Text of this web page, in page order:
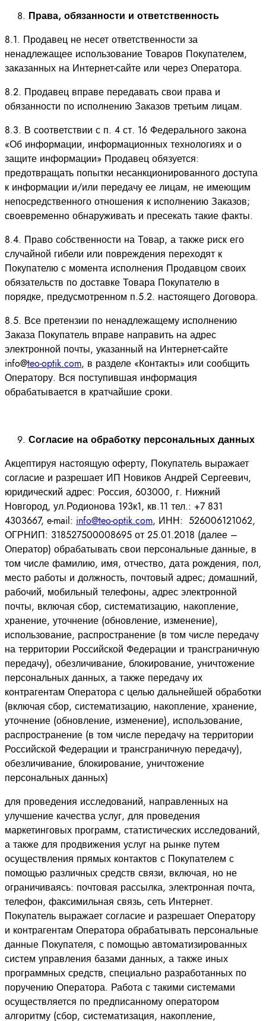
Права, обязанности и ответственность
8.1. Продавец не несет ответственности за
ненадлежащее использование Товаров Покупателем,
заказанных на Интернет-сайте или через Оператора.
8.2. Продавец вправе передавать свои права и
обязанности по исполнению Заказов третьим лицам.
8.3. В соответствии с п. 4 ст. 16 Федерального закона
«Об информации, информационных технологиях и о
защите информации» Продавец обязуется:
предотвращать попытки несанкционированного доступа
к информации и/или передачу ее лицам, не имеющим
непосредственного отношения к исполнению Заказов;
своевременно обнаруживать и пресекать такие факты.
8.4. Право собственности на Товар, а также риск его
случайной гибели или повреждения переходят к
Покупателю с момента исполнения Продавцом своих
обязательств по доставке Товара Покупателю в
порядке, предусмотренном п.5.2. настоящего Договора.
8.5. Все претензии по ненадлежащему исполнению
Заказа Покупатель вправе направить на адрес
электронной почты, указанный на Интернет-сайте
info@teo-optik.com, в разделе «Контакты» или сообщить
Оператору. Вся поступившая информация
обрабатывается в кратчайшие сроки.
Согласие на обработку персональных данных
Акцептируя настоящую оферту, Покупатель выражает
согласие и разрешает ИП Новиков Андрей Сергеевич,
юридический адрес: Россия, 603000, г. Нижний
Новгород, ул.Родионова 193к1, кв.11 тел.: +7 831
4303667, e-mail: info@teo-optik.com, ИНН: 526006121062,
ОГРНИП: 318527500008695 от 25.01.2018 (далее –
Оператор) обрабатывать свои персональные данные, в
том числе фамилию, имя, отчество, дата рождения, пол,
место работы и должность, почтовый адрес; домашний,
рабочий, мобильный телефоны, адрес электронной
почты, включая сбор, систематизацию, накопление,
хранение, уточнение (обновление, изменение),
использование, распространение (в том числе передачу
на территории Российской Федерации и трансграничную
передачу), обезличивание, блокирование, уничтожение
персональных данных, а также передачу их
контрагентам Оператора с целью дальнейшей обработки
(включая сбор, систематизацию, накопление, хранение,
уточнение (обновление, изменение), использование,
распространение (в том числе передачу на территории
Российской Федерации и трансграничную передачу),
обезличивание, блокирование, уничтожение
персональных данных)
для проведения исследований, направленных на
улучшение качества услуг, для проведения
маркетинговых программ, статистических исследований,
а также для продвижения услуг на рынке путем
осуществления прямых контактов с Покупателем с
помощью различных средств связи, включая, но не
ограничиваясь: почтовая рассылка, электронная почта,
телефон, факсимильная связь, сеть Интернет.
Покупатель выражает согласие и разрешает Оператору
и контрагентам Оператора обрабатывать персональные
данные Покупателя, с помощью автоматизированных
систем управления базами данных, а также иных
программных средств, специально разработанных по
поручению Оператора. Работа с такими системами
осуществляется по предписанному оператором
алгоритму (сбор, систематизация, накопление,